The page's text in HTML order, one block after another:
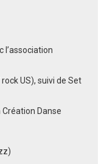
l’association
US), suivi de Set
Création Danse